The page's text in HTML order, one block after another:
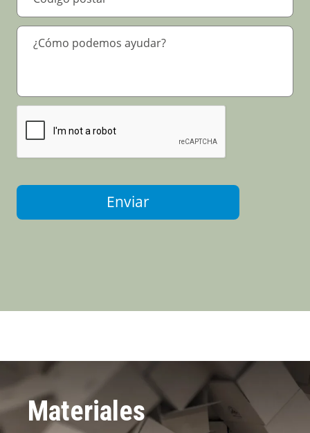
Enviar
Materiales